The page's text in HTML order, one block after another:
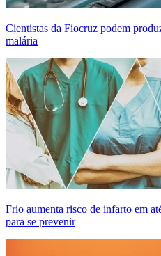
Cientistas da Fiocruz podem
malária
Frio aumenta risco de infarto em
para se prevenir